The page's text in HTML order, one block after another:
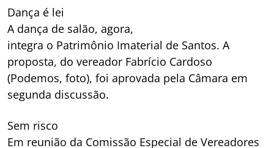
Dança é lei
A dança de salão, agora,
integra o Patrimônio Imaterial de Santos. A
proposta, do vereador Fabrício Cardoso
(Podemos, foto), foi aprovada pela Câmara em
segunda discussão.
Sem risco
Em reunião da Comissão Especial de Vereadores